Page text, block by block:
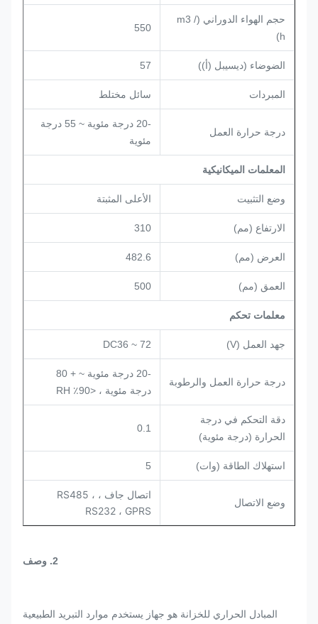
حجم الهواء الدوراني (m3 /
h)
550
الضوضاء (ديسيبل (أ)) 57
المبردات سائل مختلط
درجة حرارة العمل
-20 درجة مئوية ~ 55 درجة
مئوية
المعلمات الميكانيكية
وضع التثبيت الأعلى المثبتة
الارتفاع (مم) 310
العرض (مم) 482.6
العمق (مم) 500
معلمات تحكم
جهد العمل (V) DC36 ~ 72
درجة حرارة العمل والرطوبة
-20 درجة مئوية ~ + 80
درجة مئوية ، <90٪ RH
دقة التحكم في درجة
الحرارة (درجة مئوية)
0.1
استهلاك الطاقة (وات) 5
وضع الاتصال
اتصال جاف ، RS485 ،
RS232 ، GPRS
2. وصف
المبادل الحراري للخزانة هو جهاز يستخدم موارد التبريد الطبيعية